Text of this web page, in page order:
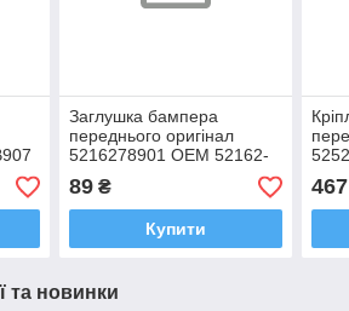
Заглушка бампера
переднього оригінал
5216278901 OEM 52162-
78901 Тойота C-HR 2016-
89₴
Купити
467
та новинки